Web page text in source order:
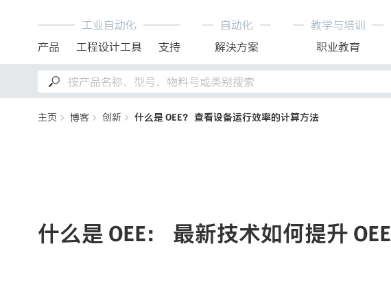
工业自动化
产品
工程设计工具 支持
自动化
解決方案
教学与培训
职业教育
主页 博客 创新 什么是 OEE？ 查看设备运行效率的计算方法
什么是 OEE： 最新技术如何提升 OEE